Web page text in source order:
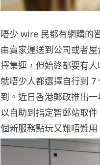
唔少 wire 民都有網購的
由賣家運送到公司或者
擇集運，但始終都要有
就唔少人都選擇自行到
到。近日香港郵政推出
以自助到指定智郵站取
個新服務點玩又難唔難用